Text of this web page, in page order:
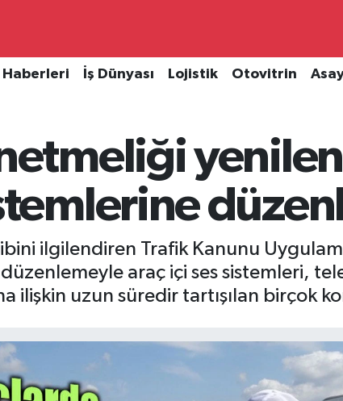
Haberleri İş Dünyası Lojistik Otovitrin
ilgilendiren Trafik Kanunu
araç içi ses sistemleri,
ilişkin uzun süredir tartışılan birçok